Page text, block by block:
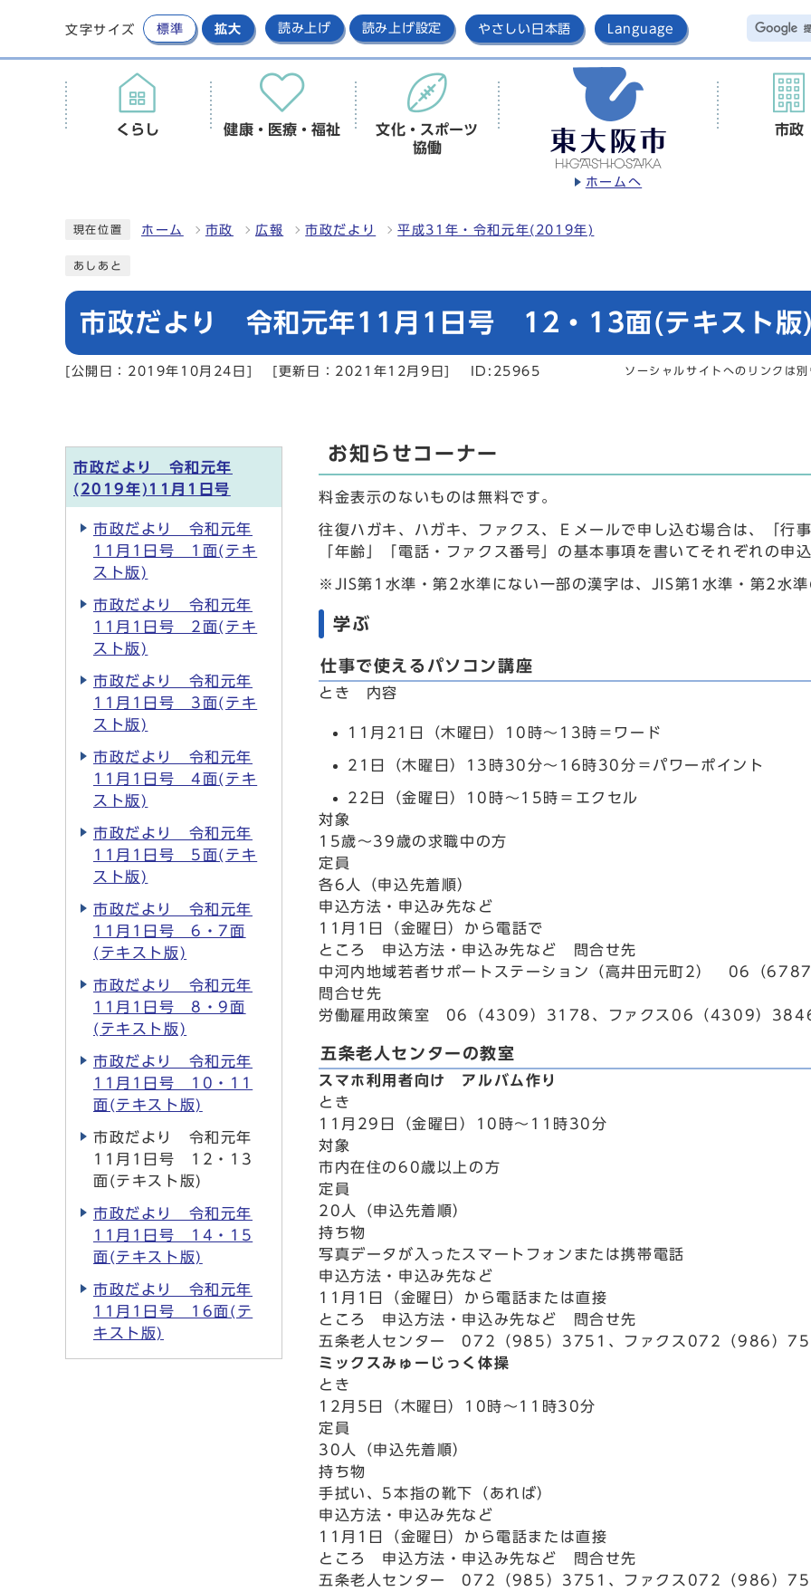
文字サイズ 標準 拡大 読み上げ 読み上げ設定 やさしい日本語 Language
ホームへ
くらし 健康・医療・福祉
文化・スポーツ
協働
市政
現在位置 ホーム 市政 広報 市政だより 平成31年・令和元年(2019年)
あしあと
市政だより 令和元年11月1日号 12・13面(テキスト版
[公開日：2019年10月24日] [更新日：2021年12月9日] ID:25965 ソーシャルサイトへのリンクは
お知らせコーナー
料金表示のないものは無料です。
往復ハガキ、ハガキ、ファクス、Ｅメールで申し込む場合は、「行
「年齢」「電話・ファクス番号」の基本事項を書いてそれぞれの申
※JIS第1水準・第2水準にない一部の漢字は、JIS第1水準・第2水
学ぶ
仕事で使えるパソコン講座
とき 内容
11月21日（木曜日）10時～13時＝ワード
21日（木曜日）13時30分～16時30分＝パワーポイント
22日（金曜日）10時～15時＝エクセル
対象
15歳～39歳の求職中の方
定員
各6人（申込先着順）
申込方法・申込み先など
11月1日（金曜日）から電話で
ところ 申込方法・申込み先など 問合せ先
中河内地域若者サポートステーション（高井田元町2） 06（
問合せ先
労働雇用政策室 06（4309）3178、ファクス06（4309）
五条老人センターの教室
スマホ利用者向け アルバム作り
とき
11月29日（金曜日）10時～11時30分
対象
市内在住の60歳以上の方
定員
20人（申込先着順）
持ち物
写真データが入ったスマートフォンまたは携帯電話
申込方法・申込み先など
11月1日（金曜日）から電話または直接
ところ 申込方法・申込み先など 問合せ先
五条老人センター 072（985）3751、ファクス072（986）
ミックスみゅーじっく体操
とき
12月5日（木曜日）10時～11時30分
定員
30人（申込先着順）
持ち物
手拭い、5本指の靴下（あれば）
申込方法・申込み先など
11月1日（金曜日）から電話または直接
ところ 申込方法・申込み先など 問合せ先
五条老人センター 072（985）3751、ファクス072（986）
市政だより 令和元年
(2019年)11月1日号
市政だより 令和元年
11月1日号 1面(テキ
スト版)
市政だより 令和元年
11月1日号 2面(テキ
スト版)
市政だより 令和元年
11月1日号 3面(テキ
スト版)
市政だより 令和元年
11月1日号 4面(テキ
スト版)
市政だより 令和元年
11月1日号 5面(テキ
スト版)
市政だより 令和元年
11月1日号 6・7面
(テキスト版)
市政だより 令和元年
11月1日号 8・9面
(テキスト版)
市政だより 令和元年
11月1日号 10・11
面(テキスト版)
市政だより 令和元年
11月1日号 12・13
面(テキスト版)
市政だより 令和元年
11月1日号 14・15
面(テキスト版)
市政だより 令和元年
11月1日号 16面(テ
キスト版)